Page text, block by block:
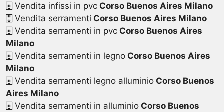
Vendita infissi in pvcCorso Buenos Aires Milano
Vendita serramenti Corso Buenos Aires Milano
Vendita serramenti in pvcCorso Buenos Aires
Milano
Vendita serramenti in legnoCorso Buenos Aires
Milano
Vendita serramenti legno alluminioCorso Buenos
Aires Milano
Vendita serramenti in alluminioCorso Buenos